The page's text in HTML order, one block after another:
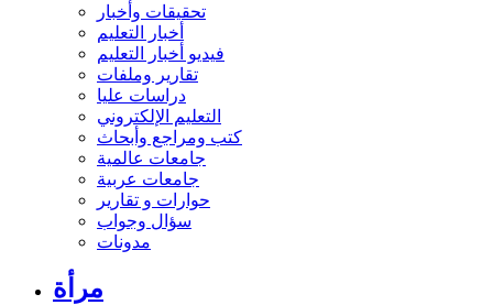
تحقيقات وأخبار
أخبار التعليم
فيديو أخبار التعليم
تقارير وملفات
دراسات عليا
التعليم الإلكتروني
كتب ومراجع وأبحاث
جامعات عالمية
جامعات عربية
حوارات و تقارير
سؤال وجواب
مدونات
مرأة